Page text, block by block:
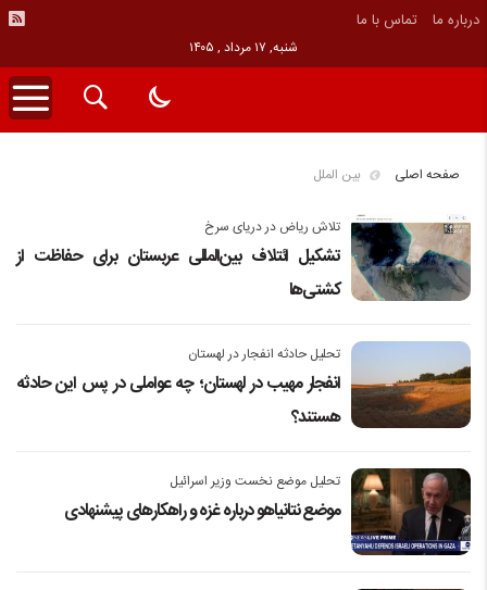
درباره ما تماس با ما
شنبه, ۱۷ مرداد , ۱۴۰۵
صفحه اصلی بین الملل
تلاش ریاض در دریای سرخ
تشکیل ائتلاف بین‌المللی عربستان برای حفاظت از
کشتی‌ها
تحلیل حادثه انفجار در لهستان
انفجار مهیب در لهستان؛ چه عواملی در پس این حادثه
هستند؟
تحلیل موضع نخست وزیر اسرائیل
موضع نتانیاهو درباره غزه و راهکارهای پیشنهادی